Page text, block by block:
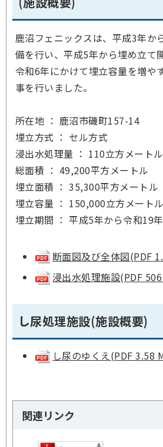
鹿沼フェニックスは、平成3年か
備を行い、平成5年から埋め立て
令和6年にかけて埋立容量を増や
事を行いました。
所在地 ： 鹿沼市磯町157-14
埋立方式 ： セル方式
浸出水処理量 ： 110立方メート
総面積 ： 49,200平方メートル
埋立面積 ： 35,300平方メートル
埋立容量 ： 150,000立方メート
埋立期間 ： 平成5年から令和19年
断面図及び全体図(PDF
浸出水処理施設(PDF
し尿処理施設(施設概要)
し尿のゆくえ(PDF 3.58
関連リンク